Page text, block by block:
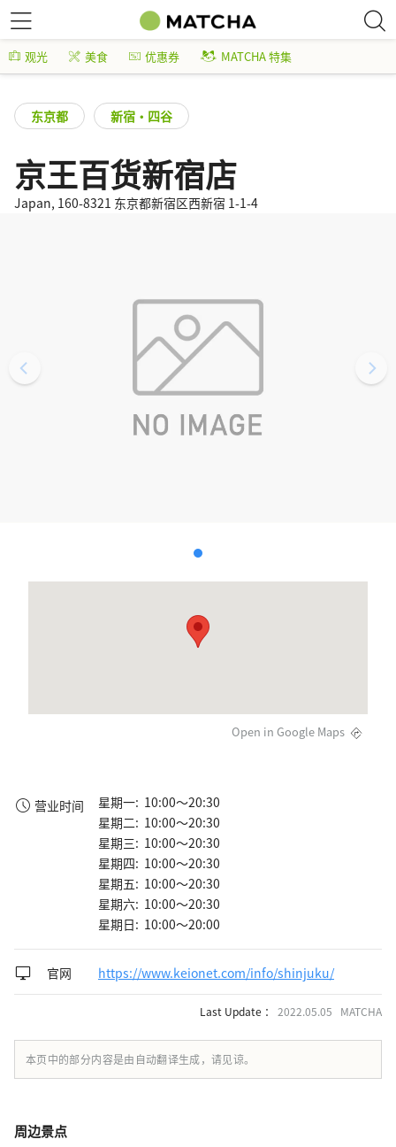
观光 美食 优惠券 MATCHA 特集
东京都 新宿・四谷
京王百货新宿店
Japan, 160-8321 东京都新宿区西新宿 1-1-4
Open in Google Maps
营业时间
星期一: 10:00～20:30
星期二: 10:00～20:30
星期三: 10:00～20:30
星期四: 10:00～20:30
星期五: 10:00～20:30
星期六: 10:00～20:30
星期日: 10:00～20:00
官网 https://www.keionet.com/info/shinjuku/
Last Update ： 2022.05.05 MATCHA
本页中的部分内容是由自动翻译生成，请见谅。
周边景点